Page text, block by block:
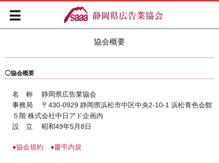
協会概要
◯協会概要
名 称 静岡県広告業協会
事務局 〒430-0929 静岡県浜松市中区中央2-10-1 浜松青色会館
５階 株式会社中日アド企画内
設 立 昭和49年5月8日
●協会規約 ●慶弔内規